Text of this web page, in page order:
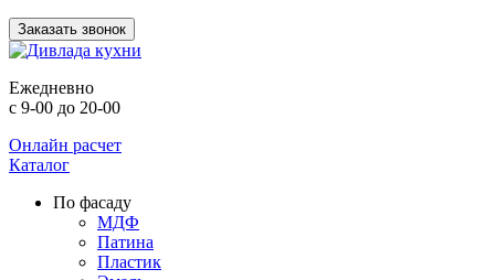
Заказать звонок
Ежедневно
с 9-00 до 20-00
Онлайн расчет
Каталог
По фасаду
МДФ
Патина
Пластик